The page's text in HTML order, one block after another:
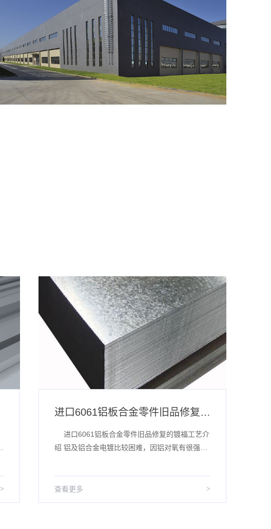
>
进口6061铝板合金零件旧品修复的镀福工艺介绍
进口6061铝板合金零件旧品修复的镀福工艺介
绍 铝及铝合金电镀比较困难，因铝对氧有很强的
中均不稳定;铝的电位很...
查看更多
>